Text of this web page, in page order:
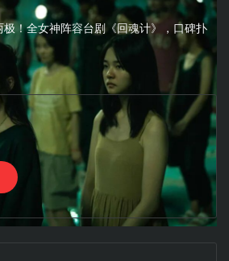
！全女神阵容台剧《回魂计》，口碑扑